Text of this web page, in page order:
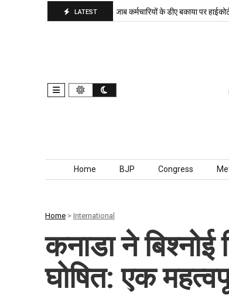
LATEST
बरकरार, बांकीपुर में… पंजाब कर्मचारियों के डीए बकाया पर हाईकोर्ट
Skip to content
Home BJP Congress
Home > International
कनाडा ने
घोषित: एक